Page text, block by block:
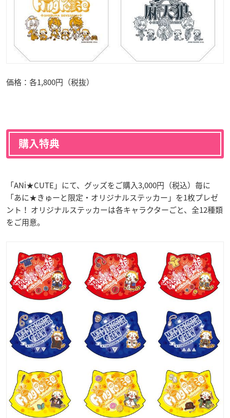
価格：各1,800円（税抜）
購入特典
「ANi★CUTE」にて、グッズをご購入3,000円（税込）毎に
「あに★きゅーと限定・オリジナルステッカー」を1枚プレゼ
ント！ オリジナルステッカーは各キャラクターごと、全12種類
をご用意。